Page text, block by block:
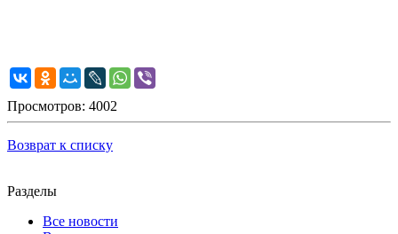
Просмотров: 4002
Возврат к списку
Разделы
Все новости